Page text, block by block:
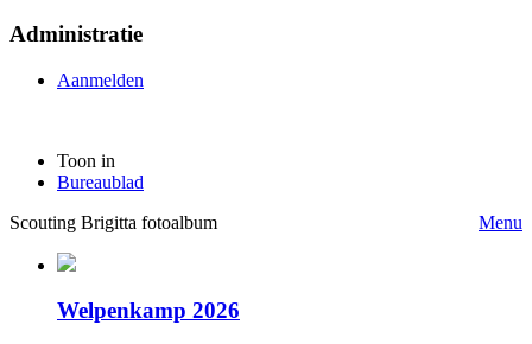
Administratie
Aanmelden
Toon in
Bureaublad
Scouting Brigitta fotoalbum
Menu
Welpenkamp 2026